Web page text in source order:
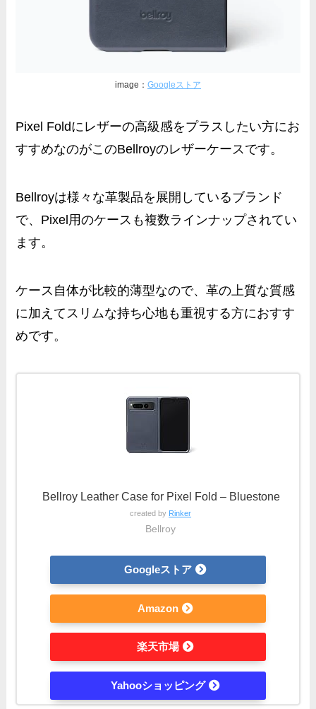
image： Googleストア
Pixel Foldにレザーの高級感をプラスしたい方にお
すすめなのがこのBellroyのレザーケースです。
Bellroyは様々な革製品を展開しているブランド
で、Pixel用のケースも複数ラインナップされてい
ます。
ケース自体が比較的薄型なので、革の上質な質感
に加えてスリムな持ち心地も重視する方におすす
めです。
Bellroy Leather Case for Pixel Fold – Bluestone
created by Rinker
Bellroy
Googleストア
Amazon
楽天市場
Yahooショッピング